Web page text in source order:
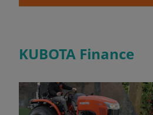
KUBOTA Finance